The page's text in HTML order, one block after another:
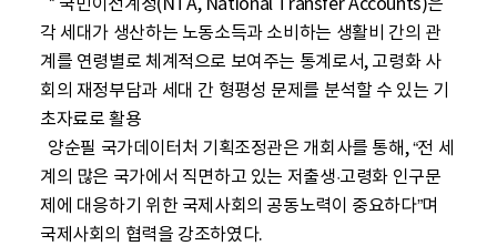
각 세대가 생산하는 노동소득과 소비하는 생활비 간의 관
계를 연령별로 체계적으로 보여주는 통계로서, 고령화 사
회의 재정부담과 세대 간 형평성 문제를 분석할 수 있는 기
초자료로 활용
계의 많은 국가에서 직면하고 있는 저출생·고령화 인구문
제에 대응하기 위한 국제사회의 공동노력이 중요하다”며
국제사회의 협력을 강조하였다.